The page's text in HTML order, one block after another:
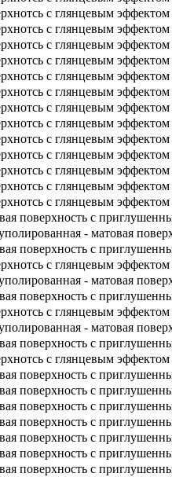
с глянцевым эффектом
с глянцевым эффектом
с глянцевым эффектом
с глянцевым эффектом
с глянцевым эффектом
с глянцевым эффектом
с глянцевым эффектом
с глянцевым эффектом
с глянцевым эффектом
с глянцевым эффектом
с глянцевым эффектом
с глянцевым эффектом
с глянцевым эффектом
поверхность с
- матовая
поверхность с
с глянцевым эффектом
- матовая
поверхность с
с глянцевым эффектом
- матовая
поверхность с
с глянцевым эффектом
поверхность с
поверхность с
поверхность с
поверхность с
поверхность с
поверхность с
поверхность с